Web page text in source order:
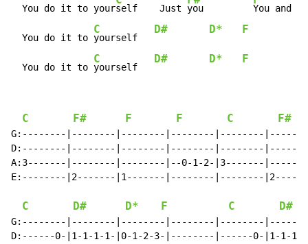
  You do it to your
self    Just you You and
  You do it to
C
yourself
D# D* F
  You do it to
C
yourself
D# D* F
C F# F F C F#
G:--------|--------|--------|--------|--------
D:--------|--------|--------|--------|--------
A:3-------|--------|--------|--0-1-2-|3-------
E:--------|2-------|1-------|--------|--------
C D# D* F C D#
G:--------|--------|--------|--------|--------
D:------0-|1-1-1-1-|0-1-2-3-|--------|------0-|1-1-